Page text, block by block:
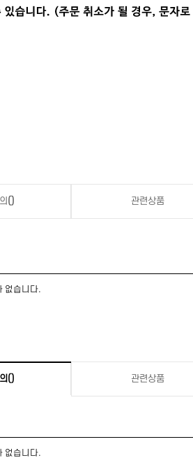
() 관련상품
없습니다.
() 관련상품
없습니다.